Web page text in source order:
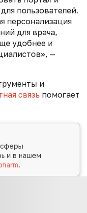
пользователей.
персонализация
для врача,
удобнее и
—
и
связь помогает
и в нашем
.